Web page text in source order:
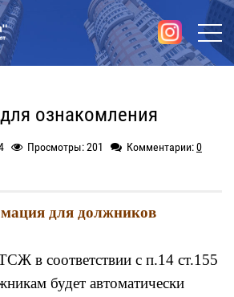
ознакомления
Просмотры: 201 Комментарии:0
для должников
в соответствии с п.14 ст.155
будет автоматически